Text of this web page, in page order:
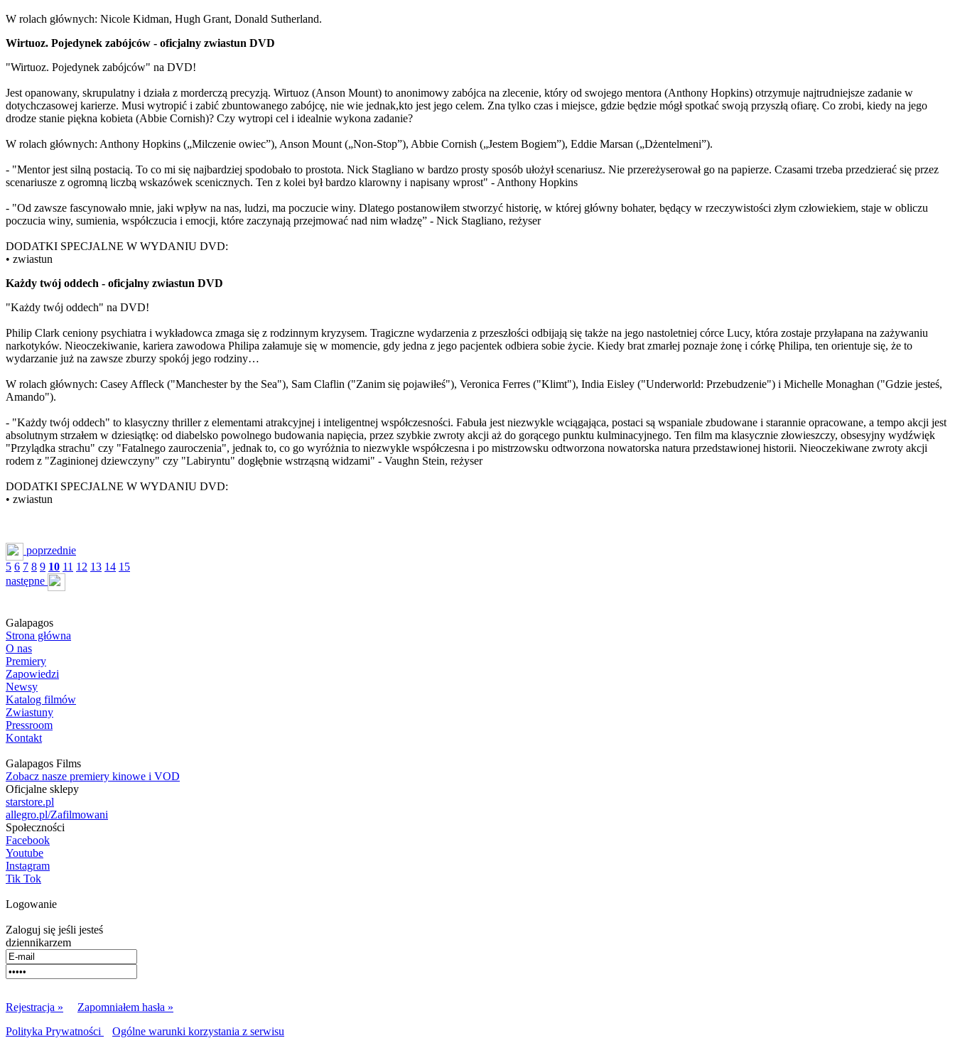
W rolach głównych: Nicole Kidman, Hugh Grant, Donald Sutherland.
Wirtuoz. Pojedynek zabójców - oficjalny zwiastun DVD
"Wirtuoz. Pojedynek zabójców" na DVD!
Jest opanowany, skrupulatny i działa z morderczą precyzją. Wirtuoz (Anson Mount) to anonimowy zabójca na zlecenie, który od swojego mentora (Anthony Hopkins) otrzymuje najtrudniejsze zadanie w
dotychczasowej karierze. Musi wytropić i zabić zbuntowanego zabójcę, nie wie jednak,kto jest jego celem. Zna tylko czas i miejsce, gdzie będzie mógł spotkać swoją przyszłą ofiarę. Co zrobi, kiedy na jego
drodze stanie piękna kobieta (Abbie Cornish)? Czy wytropi cel i idealnie wykona zadanie?
W rolach głównych: Anthony Hopkins („Milczenie owiec”), Anson Mount („Non-Stop”), Abbie Cornish („Jestem Bogiem”), Eddie Marsan („Dżentelmeni”).
- "Mentor jest silną postacią. To co mi się najbardziej spodobało to prostota. Nick Stagliano w bardzo prosty sposób ułożył scenariusz. Nie przereżyserował go na papierze. Czasami trzeba przedzierać się przez
scenariusze z ogromną liczbą wskazówek scenicznych. Ten z kolei był bardzo klarowny i napisany wprost" - Anthony Hopkins
- "Od zawsze fascynowało mnie, jaki wpływ na nas, ludzi, ma poczucie winy. Dlatego postanowiłem stworzyć historię, w której główny bohater, będący w rzeczywistości złym człowiekiem, staje w obliczu
poczucia winy, sumienia, współczucia i emocji, które zaczynają przejmować nad nim władzę” - Nick Stagliano, reżyser
DODATKI SPECJALNE W WYDANIU DVD:
• zwiastun
Każdy twój oddech - oficjalny zwiastun DVD
"Każdy twój oddech" na DVD!
Philip Clark ceniony psychiatra i wykładowca zmaga się z rodzinnym kryzysem. Tragiczne wydarzenia z przeszłości odbijają się także na jego nastoletniej córce Lucy, która zostaje przyłapana na zażywaniu
narkotyków. Nieoczekiwanie, kariera zawodowa Philipa załamuje się w momencie, gdy jedna z jego pacjentek odbiera sobie życie. Kiedy brat zmarłej poznaje żonę i córkę Philipa, ten orientuje się, że to
wydarzanie już na zawsze zburzy spokój jego rodziny…
W rolach głównych: Casey Affleck ("Manchester by the Sea"), Sam Claflin ("Zanim się pojawiłeś"), Veronica Ferres ("Klimt"), India Eisley ("Underworld: Przebudzenie") i Michelle Monaghan ("Gdzie jesteś,
Amando").
- "Każdy twój oddech" to klasyczny thriller z elementami atrakcyjnej i inteligentnej współczesności. Fabuła jest niezwykle wciągająca, postaci są wspaniale zbudowane i starannie opracowane, a tempo akcji jest
absolutnym strzałem w dziesiątkę: od diabelsko powolnego budowania napięcia, przez szybkie zwroty akcji aż do gorącego punktu kulminacyjnego. Ten film ma klasycznie złowieszczy, obsesyjny wydźwięk
"Przylądka strachu" czy "Fatalnego zauroczenia", jednak to, co go wyróżnia to niezwykle współczesna i po mistrzowsku odtworzona nowatorska natura przedstawionej historii. Nieoczekiwane zwroty akcji
rodem z "Zaginionej dziewczyny" czy "Labiryntu" dogłębnie wstrząsną widzami" - Vaughn Stein, reżyser
DODATKI SPECJALNE W WYDANIU DVD:
• zwiastun
poprzednie
5 6 7 8 9 10 11 12 13 14 15
następne
Galapagos
Strona główna
O nas
Premiery
Zapowiedzi
Newsy
Katalog filmów
Zwiastuny
Pressroom
Kontakt
Galapagos Films
Zobacz nasze premiery kinowe i VOD
Oficjalne sklepy
starstore.pl
allegro.pl/Zafilmowani
Społeczności
Facebook
Youtube
Instagram
Tik Tok
Logowanie
Zaloguj się jeśli jesteś
dziennikarzem
Rejestracja »
Zapomniałem hasła »
Polityka Prywatności
Ogólne warunki korzystania z serwisu